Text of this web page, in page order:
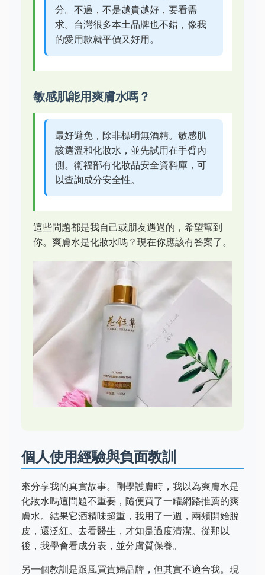
分。不過，不是越貴越好，要看需
求。台灣很多本土品牌也不錯，像我
的愛用款就平價又好用。
敏感肌能用爽膚水嗎？
最好避免，除非標明無酒精。敏感肌
該選溫和化妝水，並先試用在手臂內
側。衛福部有化妝品安全資料庫，可
以查詢成分安全性。
這些問題都是我自己或朋友遇過的，希望幫到
你。爽膚水是化妝水嗎？現在你應該有答案了。
個人使用經驗與負面教訓
來分享我的真實故事。剛學護膚時，我以為爽膚水是
化妝水嗎這問題不重要，隨便買了一罐網路推薦的爽
膚水。結果它酒精味超重，我用了一週，兩頰開始脫
皮，還泛紅。去看醫生，才知是過度清潔。從那以
後，我學會看成分表，並分膚質保養。
另一個教訓是跟風買貴婦品牌，但其實不適合我。現